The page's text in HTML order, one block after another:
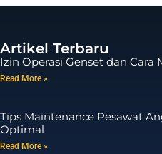
Artikel Terbaru
Izin Operasi Genset dan
Read More »
Tips Maintenance Pesawat
Optimal
Read More »